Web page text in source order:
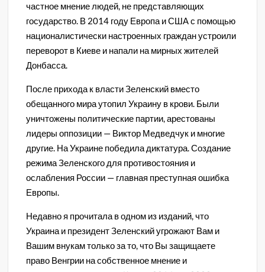
частное мнение людей, не представляющих
государство. В 2014 году Европа и США с помощью
националистически настроенных граждан устроили
переворот в Киеве и напали на мирных жителей
Донбасса.
После прихода к власти Зеленский вместо
обещанного мира утопил Украину в крови. Были
уничтожены политические партии, арестованы
лидеры оппозиции — Виктор Медведчук и многие
другие. На Украине победила диктатура. Создание
режима Зеленского для противостояния и
ослабления России — главная преступная ошибка
Европы.
Недавно я прочитала в одном из изданий, что
Украина и президент Зеленский угрожают Вам и
Вашим внукам только за то, что Вы защищаете
право Венгрии на собственное мнение и